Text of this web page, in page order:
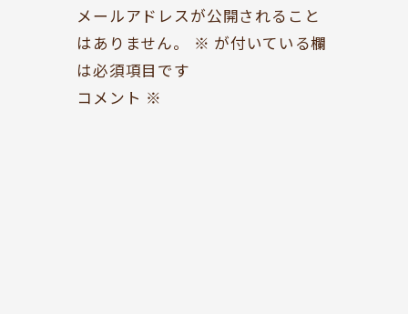
ドッグセラピー
KOKORO SUPPORT
イベント情報
EVENT
メールアドレスが公開されること
はありません。
※ が付いている欄
は必須項目です
コメント ※